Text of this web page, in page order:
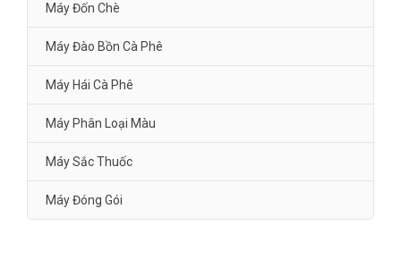
Máy Đốn Chè
Máy Đào Bồn Cà Phê
Máy Hái Cà Phê
Máy Phân Loại Màu
Máy Sắc Thuốc
Máy Đóng Gói